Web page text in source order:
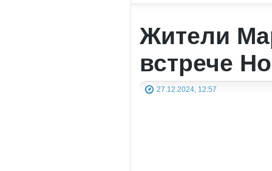
Жители
встрече
27.12.2024, 12:57